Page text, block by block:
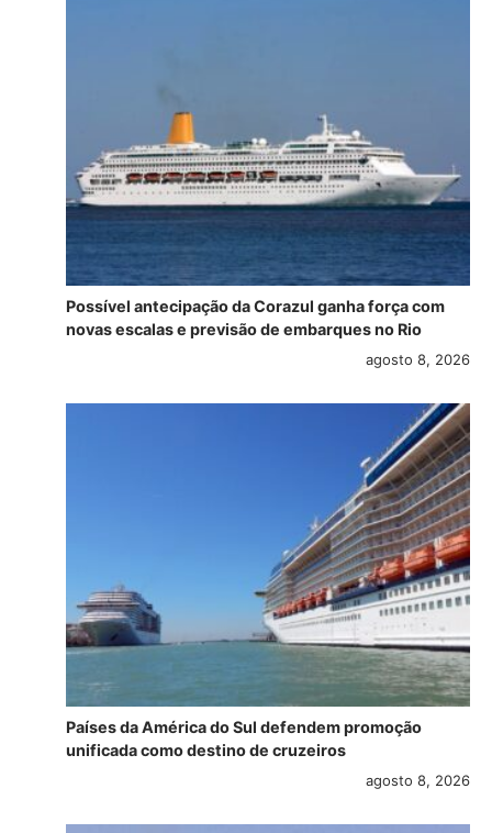
Possível antecipação da Corazul ganha força com
novas escalas e previsão de embarques no Rio
agosto 8, 2026
Países da América do Sul defendem promoção
unificada como destino de cruzeiros
agosto 8, 2026